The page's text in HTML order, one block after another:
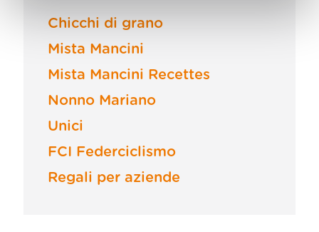
Chicchi di grano
Mista Mancini
Mista Mancini Recettes
Nonno Mariano
Unici
FCI Federciclismo
Regali per aziende